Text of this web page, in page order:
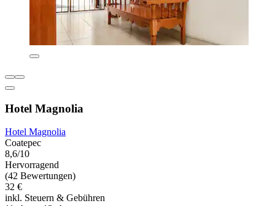
Hotel Magnolia
Hotel Magnolia
Coatepec
8,6/10
Hervorragend
(42 Bewertungen)
32 €
inkl. Steuern & Gebühren